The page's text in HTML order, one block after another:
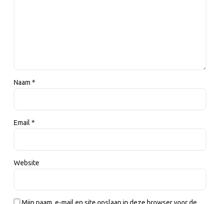
Naam *
Email *
Website